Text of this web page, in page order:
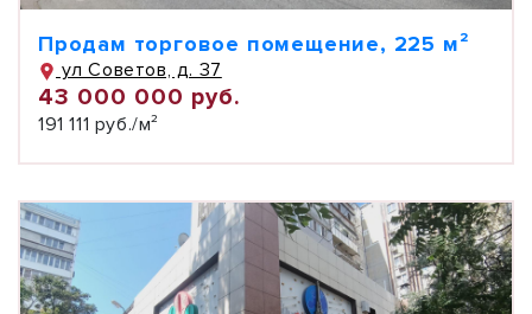
Продам торговое помещение, 225 м²
ул Советов, д. 37
43 000 000 руб.
191 111 руб./м²